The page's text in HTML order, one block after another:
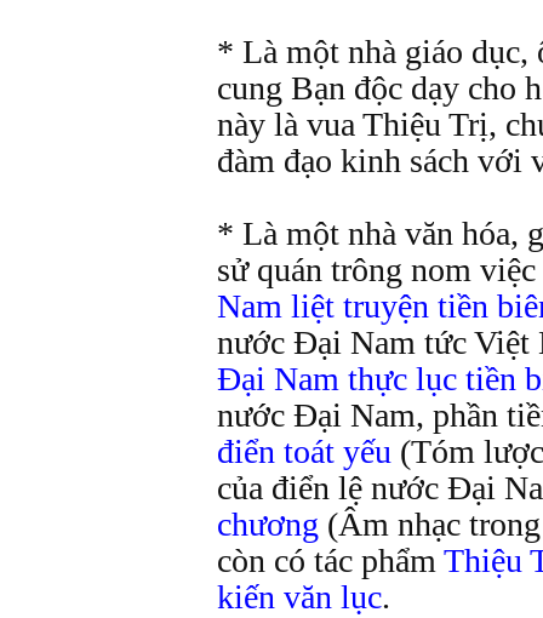
* Là một nhà giáo
cung Bạn độc dạy cho
này là vua Thiệu Trị,
đàm đạo kinh sách với
* Là một nhà văn hóa,
sử quán trông nom
Nam liệt truyện tiền
nước Đại Nam tức Việt
Đại Nam thực lục tiền
nước Đại Nam, phần
điển toát yếu (Tóm
của điển lệ nước Đại
chương (Âm nhạc
còn có tác phẩmThiệu
kiến văn lục.